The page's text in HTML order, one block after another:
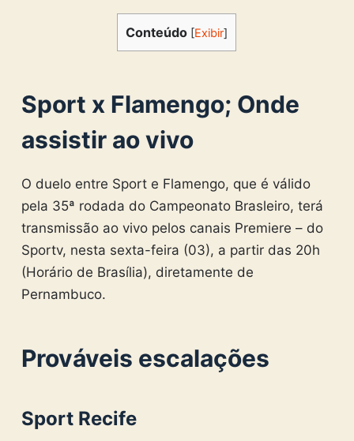
Conteúdo [Exibir]
Sport x Flamengo; Onde
assistir ao vivo
O duelo entre Sport e Flamengo, que é válido
pela 35ª rodada do Campeonato Brasleiro, terá
transmissão ao vivo pelos canais Premiere – do
Sportv, nesta sexta-feira (03), a partir das 20h
(Horário de Brasília), diretamente de
Pernambuco.
Prováveis escalações
Sport Recife